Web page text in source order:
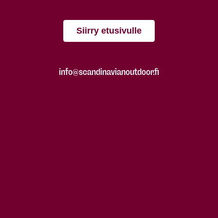
Siirry etusivulle
info@scandinavianoutdoor.fi